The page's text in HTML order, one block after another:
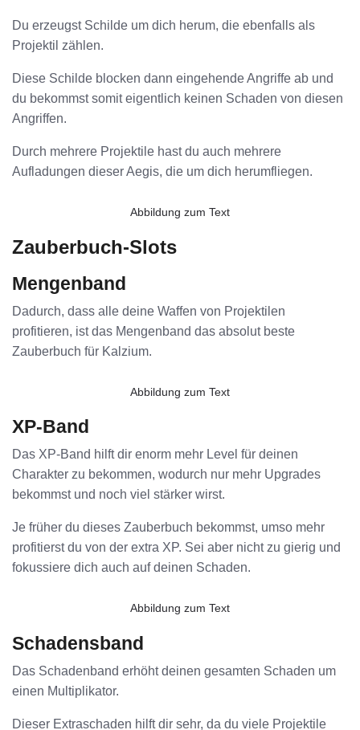
Du erzeugst Schilde um dich herum, die ebenfalls als
Projektil zählen.
Diese Schilde blocken dann eingehende Angriffe ab und
du bekommst somit eigentlich keinen Schaden von diesen
Angriffen.
Durch mehrere Projektile hast du auch mehrere
Aufladungen dieser Aegis, die um dich herumfliegen.
Abbildung zum Text
Zauberbuch-Slots
Mengenband
Dadurch, dass alle deine Waffen von Projektilen
profitieren, ist das Mengenband das absolut beste
Zauberbuch für Kalzium.
Abbildung zum Text
XP-Band
Das XP-Band hilft dir enorm mehr Level für deinen
Charakter zu bekommen, wodurch nur mehr Upgrades
bekommst und noch viel stärker wirst.
Je früher du dieses Zauberbuch bekommst, umso mehr
profitierst du von der extra XP. Sei aber nicht zu gierig und
fokussiere dich auch auf deinen Schaden.
Abbildung zum Text
Schadensband
Das Schadenband erhöht deinen gesamten Schaden um
einen Multiplikator.
Dieser Extraschaden hilft dir sehr, da du viele Projektile